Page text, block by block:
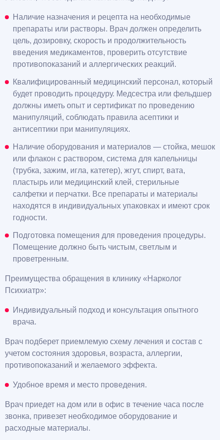
Наличие назначения и рецепта на необходимые
препараты или растворы. Врач должен определить
цель, дозировку, скорость и продолжительность
введения медикаментов, проверить отсутствие
противопоказаний и аллергических реакций.
Квалифицированный медицинский персонал, который
будет проводить процедуру. Медсестра или фельдшер
должны иметь опыт и сертификат по проведению
манипуляций, соблюдать правила асептики и
антисептики при манипуляциях.
Наличие оборудования и материалов — стойка, мешок
или флакон с раствором, система для капельницы
(трубка, зажим, игла, катетер), жгут, спирт, вата,
пластырь или медицинский клей, стерильные
салфетки и перчатки. Все препараты и материалы
находятся в индивидуальных упаковках и имеют срок
годности.
Подготовка помещения для проведения процедуры.
Помещение должно быть чистым, светлым и
проветренным.
Преимущества обращения в клинику «Нарколог
Психиатр»:
Индивидуальный подход и консультация опытного
врача.
Врач подберет приемлемую схему лечения и состав с
учетом состояния здоровья, возраста, аллергии,
противопоказаний и желаемого эффекта.
Удобное время и место проведения.
Врач приедет на дом или в офис в течение часа после
звонка, привезет необходимое оборудование и
расходные материалы.